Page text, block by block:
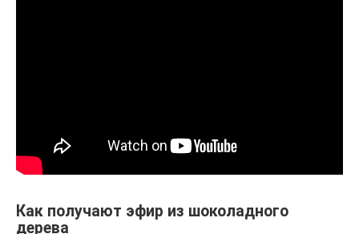
Как получают эфир из шоколадного
дерева